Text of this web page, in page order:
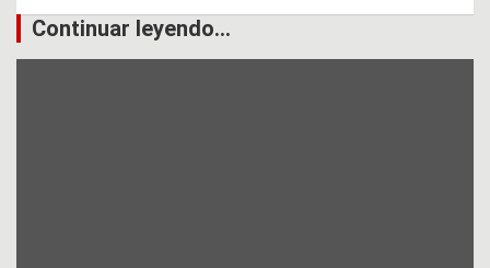
Continuar leyendo...